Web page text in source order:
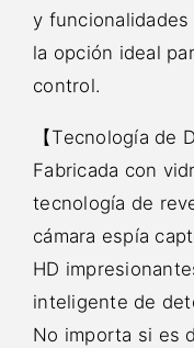
y
la opción ideal
control.
【Tecnología de
Fabricada con
tecnología de
cámara espía
HD
inteligente de
No importa si es